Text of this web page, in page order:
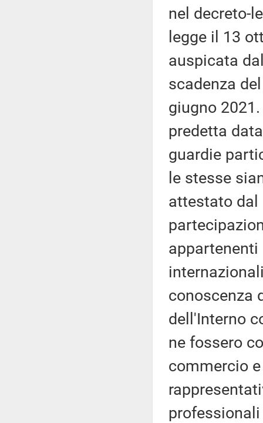
nel decreto-
legge il 13
auspicata
scadenza
giugno
predetta
guardie
le stesse
attestato dal
appartenenti
conoscenza
dell'Interno
ne fossero
commercio